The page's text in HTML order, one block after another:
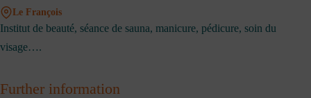
Le François
Institut de beauté, séance de sauna, manicure, pédicure, soin du
visage….
Further information